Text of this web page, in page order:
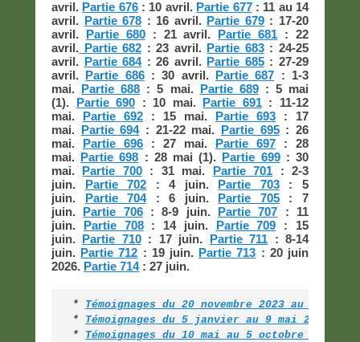
avril. Partie 676: 10 avril. Partie 677: 11 au 14
avril. Partie 678 : 16 avril. Partie 679: 17-20
avril. Partie 680: 21 avril. Partie 681 : 22
avril. Partie 682 : 23 avril. Partie 683: 24-25
avril. Partie 684: 26 avril. Partie 685: 27-29
avril. Partie 686: 30 avril. Partie 687 : 1-3
mai. Partie 688 : 5 mai. Partie 689: 5 mai
(1). Partie 690 : 10 mai. Partie 691: 11-12
mai. Partie 692 : 15 mai. Partie 693 : 17
mai. Partie 694: 21-22 mai. Partie 695: 26
mai. Partie 696 : 27 mai. Partie 697 : 28
mai. Partie 698 : 28 mai (1). Partie 699: 30
mai. Partie 700: 31 mai. Partie 701 : 2-3
juin. Partie 702 : 4 juin. Partie 703: 5
juin. Partie 704: 6 juin. Partie 705: 7
juin. Partie 706: 8-9 juin. Partie 707 : 11
juin. Partie 708: 14 juin. Partie 709 : 15
juin. Partie 710: 17 juin. Partie 711 : 8-14
juin. Partie 712 : 19 juin. Partie 713 : 20 juin
2026. Partie 714: 27 juin.
* Témoignages du 20 novembre 2023 au 5
* Témoignages du 5 janvier au 9 mai 2025
*
Témoignages du 10 mai au 5 octobre 2025